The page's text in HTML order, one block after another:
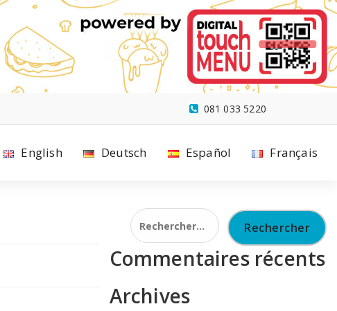
081 033 5220
English Deutsch Español Français
Rechercher :
Commentaires récents
Archives